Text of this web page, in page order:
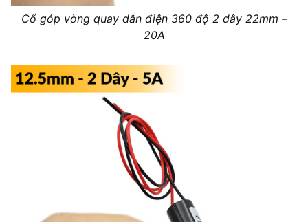
Cổ góp vòng quay dẫn điện 360 độ 2 dây 22mm –
20A